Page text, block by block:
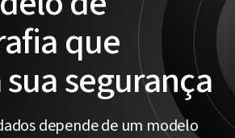
que
segurança
depende de um modelo